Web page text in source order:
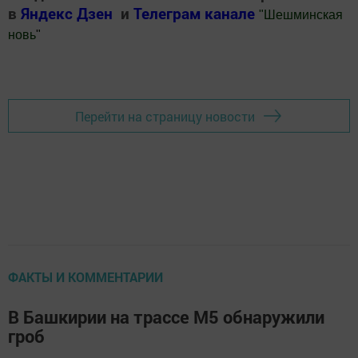
в Яндекс Дзен и Телеграм канале " Шешминская
новь"
Перейти на страницу новости
ФАКТЫ И КОММЕНТАРИИ
В Башкирии на трассе М5 обнаружили
гроб